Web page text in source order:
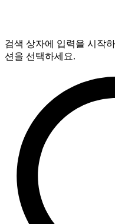
검색 상자에 입력을 시작
션을 선택하세요.